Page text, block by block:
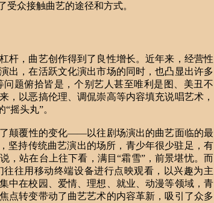
众接触曲艺的途径和方式。
，曲艺创作得到了良性增长。近年来，经营性
出，在活跃文化演出市场的同时，也凸显出许多
题俯拾皆是，个别艺人甚至唯利是图、美丑不
，以恶搞伦理、调侃崇高等内容填充说唱艺术，
摇头丸”。
覆性的变化——以往剧场演出的曲艺面临的最
坚持传统曲艺演出的场所，青少年很少驻足，有
，站在台上往下看，满目“霜雪”，前景堪忧。而
往用移动终端设备进行点映观看，以兴趣为主
中在校园、爱情、理想、就业、动漫等领域，青
点转变带动了曲艺艺术的内容革新，吸引了众多